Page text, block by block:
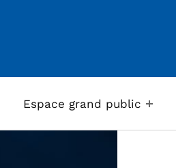
Espace grand public